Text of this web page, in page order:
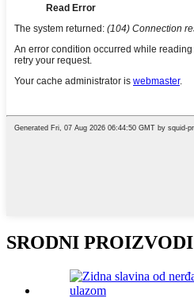
SRODNI PROIZVODI